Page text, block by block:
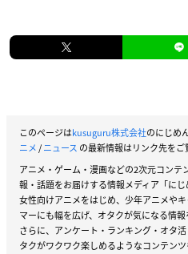
このページはkusuguru株式会社のにじめ
ニメ/ニュース の最新情報はリンク先をご
アニメ・ゲーム・漫画などの2次元コン
報・話題をお届けする情報メディア「にじ
女性向けアニメをはじめ、少年アニメや
マーにも幅を広げ、オタクが気になる情報
さらに、アンケート・ランキング・オタ
タクがワクワク楽しめるようなコンテンツ